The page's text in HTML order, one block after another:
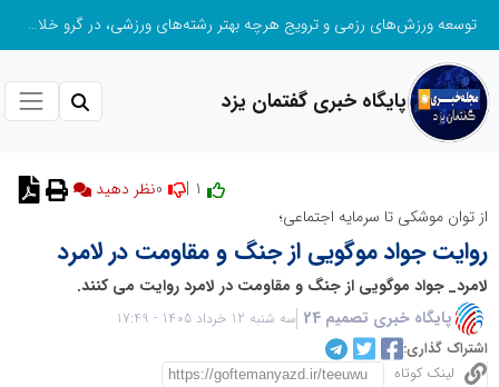
توسعه ورزش‌های رزمی و ترویج هرچه بهتر رشته‌های ورزشی، در گرو خلاقیت و نوآوری است
پایگاه خبری گفتمان یزد
نظر دهید
از توان موشکی تا سرمایه اجتماعی؛
روایت جواد موگویی از جنگ و مقاومت در لامرد
لامرد_ جواد موگویی از جنگ و مقاومت در لامرد روایت می کنند.
پایگاه خبری تصمیم 24
سه شنبه 12 خرداد 1405 - 17:49
اشتراک گذاری:
لینک کوتاه